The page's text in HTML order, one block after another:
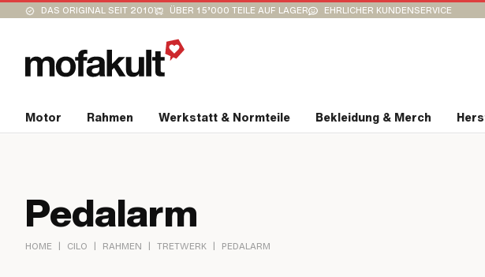
DAS ORIGINAL SEIT 2010 ÜBER 15’000 TEILE AUF LAGER EHRLICHER KUNDENSERVICE
Motor Rahmen Werkstatt & Normteile Bekleidung & Merch
Pedalarm
HOME | CILO | RAHMEN | TRETWERK | PEDALARM